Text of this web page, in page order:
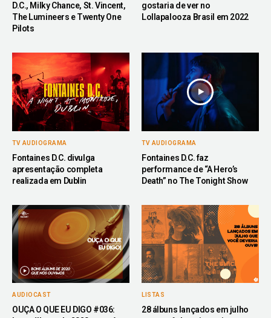
D.C., Milky Chance, St. Vincent,
The Lumineers e Twenty One
Pilots
gostaria de ver no
Lollapalooza Brasil em 2022
TV AUDIOGRAMA
Fontaines D.C. divulga
apresentação completa
realizada em Dublin
TV AUDIOGRAMA
Fontaines D.C. faz
performance de “A Hero’s
Death” no The Tonight Show
AUDIOCAST
OUÇA O QUE EU DIGO #036:
LISTAS
28 álbuns lançados em julho